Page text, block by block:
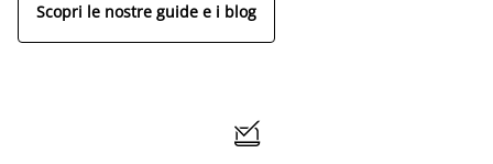
Scopri le nostre guide e i blog
